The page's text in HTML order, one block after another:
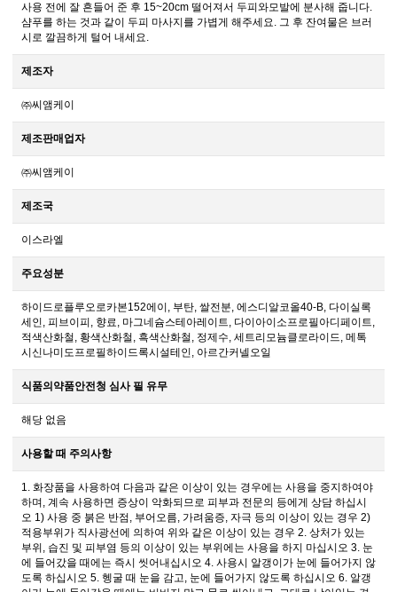
사용 전에 잘 흔들어 준 후 15~20cm 떨어져서 두피와모발에 분사해 줍니다.
샴푸를 하는 것과 같이 두피 마사지를 가볍게 해주세요. 그 후 잔여물은 브러
시로 깔끔하게 털어 내세요.
제조자
㈜씨앰케이
제조판매업자
㈜씨앰케이
제조국
이스라엘
주요성분
하이드로플루오로카본152에이, 부탄, 쌀전분, 에스디알코올40-B, 다이실록
세인, 피브이피, 향료, 마그네슘스테아레이트, 다이아이소프로필아디페이트,
적색산화철, 황색산화철, 흑색산화철, 정제수, 세트리모늄클로라이드, 메톡
시신나미도프로필하이드록시설테인, 아르간커넬오일
식품의약품안전청 심사 필 유무
해당 없음
사용할 때 주의사항
1. 화장품을 사용하여 다음과 같은 이상이 있는 경우에는 사용을 중지하여야
하며, 계속 사용하면 증상이 악화되므로 피부과 전문의 등에게 상담 하십시
오 1) 사용 중 붉은 반점, 부어오름, 가려움증, 자극 등의 이상이 있는 경우 2)
적용부위가 직사광선에 의하여 위와 같은 이상이 있는 경우 2. 상처가 있는
부위, 습진 및 피부염 등의 이상이 있는 부위에는 사용을 하지 마십시오 3. 눈
에 들어갔을 때에는 즉시 씻어내십시오 4. 사용시 알갱이가 눈에 들어가지 않
도록 하십시오 5. 헹굴 때 눈을 감고, 눈에 들어가지 않도록 하십시오 6. 알갱